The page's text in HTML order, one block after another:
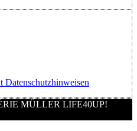
Datenschutzhinweisen
MÜLLER LIFE40UP!